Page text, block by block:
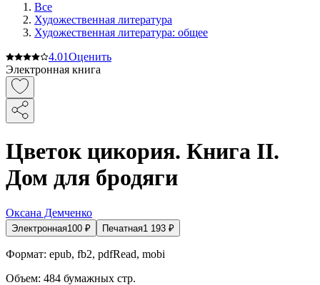
Все
Художественная литература
Художественная литература: общее
4.01Оценить
Электронная книга
Цветок цикория. Книга II.
Дом для бродяги
Оксана Демченко
Электронная100 ₽ Печатная1 193 ₽
Формат: epub, fb2, pdfRead, mobi
Объем: 484 бумажных стр.